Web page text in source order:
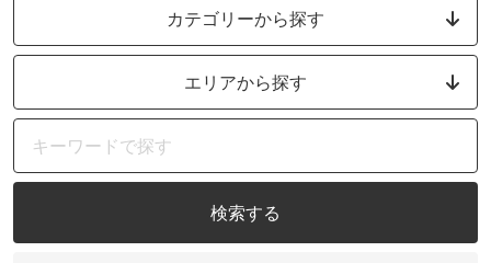
カテゴリーから探す
エリアから探す
検索する